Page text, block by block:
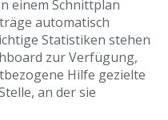
einem Schnittplan
automatisch
Statistiken stehen
zur Verfügung,
Hilfe gezielte
an der sie